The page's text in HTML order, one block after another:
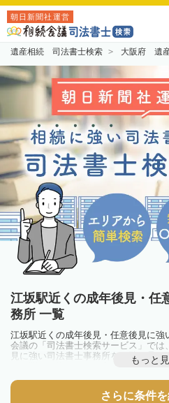
朝日新聞社運営
遺産相続 司法書士検索 大阪府 遺
江坂駅近くの成年後見・任
務所 一覧
江坂駅近くの成年後見・任意後見に
会議の「司法書士検索サービス」で
見に強い司法書士事務所を一覧で見
やお悩みを抱えている方は一度近隣
もっと
さらに条件